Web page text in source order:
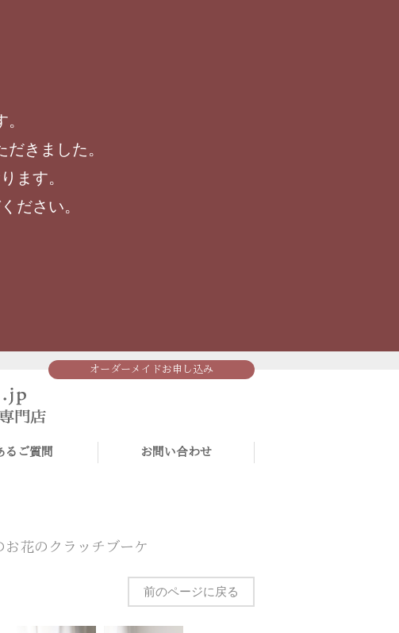
きました。
ます。
ださい。
るご質問 お問い合わせ
オーダーメイドお申し込み
お花のクラッチブーケ
前のページに戻る